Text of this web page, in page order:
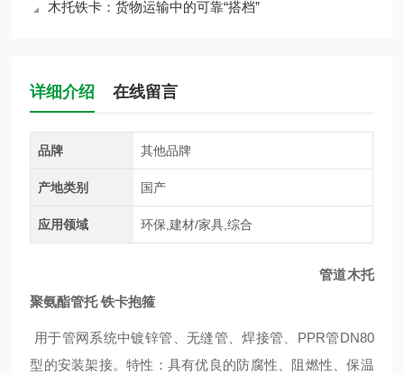
木托铁卡：货物运输中的可靠“搭档”
详细介绍 在线留言
品牌 其他品牌
产地类别 国产
应用领域 环保,建材/家具,综合
管道木托
聚氨酯管托 铁卡抱箍
用于管网系统中镀锌管、无缝管、焊接管、PPR管DN80
型的安装架接。特性：具有优良的防腐性、阻燃性、保温